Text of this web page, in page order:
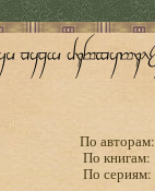
По авторам:
По книгам:
По сериям: